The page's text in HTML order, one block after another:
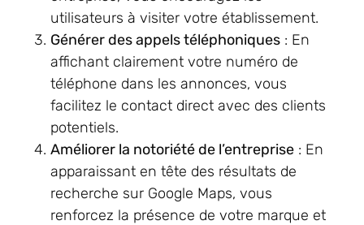
utilisateurs à visiter votre établissement.
Générer des appels téléphoniques : En
affichant clairement votre numéro de
téléphone dans les annonces, vous
facilitez le contact direct avec des clients
potentiels.
Améliorer la notoriété de l’entreprise : En
apparaissant en tête des résultats de
recherche sur Google Maps, vous
renforcez la présence de votre marque et